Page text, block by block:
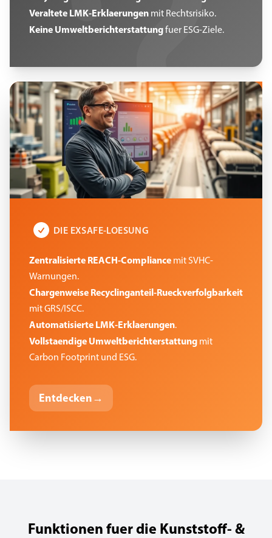
Veraltete LMK-Erklaerungen mit Rechtsrisiko.
Keine Umweltberichterstattungfuer ESG-Ziele.
DIE EXSAFE-LOESUNG
Zentralisierte REACH-Compliance mit SVHC-
Warnungen.
Chargenweise Recyclinganteil-Rueckverfolgbarkeit
mit GRS/ISCC.
Automatisierte LMK-Erklaerungen.
Vollstaendige Umweltberichterstattung mit
Carbon Footprint und ESG.
Entdecken→
Funktionen fuer die Kunststoff- &